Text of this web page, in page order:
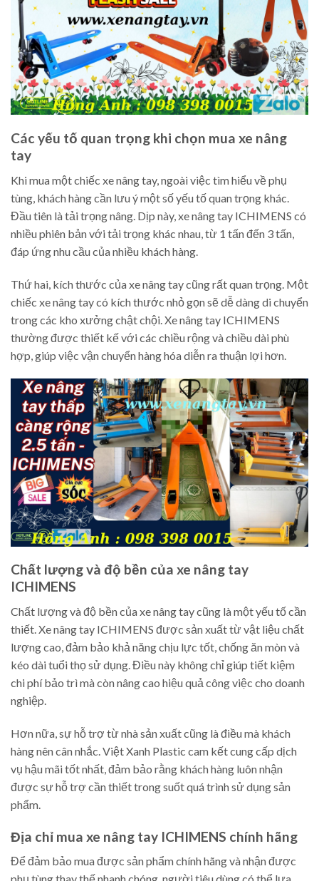
Các yếu tố quan trọng khi chọn mua xe nâng
tay
Khi mua một chiếc xe nâng tay, ngoài việc tìm hiểu về phụ
tùng, khách hàng cần lưu ý một số yếu tố quan trọng khác.
Đầu tiên là tải trọng nâng. Dịp này, xe nâng tay ICHIMENS có
nhiều phiên bản với tải trọng khác nhau, từ 1 tấn đến 3 tấn,
đáp ứng nhu cầu của nhiều khách hàng.
Thứ hai, kích thước của xe nâng tay cũng rất quan trọng. Một
chiếc xe nâng tay có kích thước nhỏ gọn sẽ dễ dàng di chuyển
trong các kho xưởng chật chội. Xe nâng tay ICHIMENS
thường được thiết kế với các chiều rộng và chiều dài phù
hợp, giúp việc vận chuyển hàng hóa diễn ra thuận lợi hơn.
Chất lượng và độ bền của xe nâng tay
ICHIMENS
Chất lượng và độ bền của xe nâng tay cũng là một yếu tố cần
thiết. Xe nâng tay ICHIMENS được sản xuất từ vật liệu chất
lượng cao, đảm bảo khả năng chịu lực tốt, chống ăn mòn và
kéo dài tuổi thọ sử dụng. Điều này không chỉ giúp tiết kiệm
chi phí bảo trì mà còn nâng cao hiệu quả công việc cho doanh
nghiệp.
Hơn nữa, sự hỗ trợ từ nhà sản xuất cũng là điều mà khách
hàng nên cân nhắc. Việt Xanh Plastic cam kết cung cấp dịch
vụ hậu mãi tốt nhất, đảm bảo rằng khách hàng luôn nhận
được sự hỗ trợ cần thiết trong suốt quá trình sử dụng sản
phẩm.
Địa chỉ mua xe nâng tay ICHIMENS chính hãng
Để đảm bảo mua được sản phẩm chính hãng và nhận được